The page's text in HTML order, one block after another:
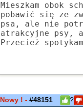
Mieszkam obok
pobawić się ze
psa, ale nie
atrakcyjne psy, a
Przecież
Nowy ! -#48151 ?